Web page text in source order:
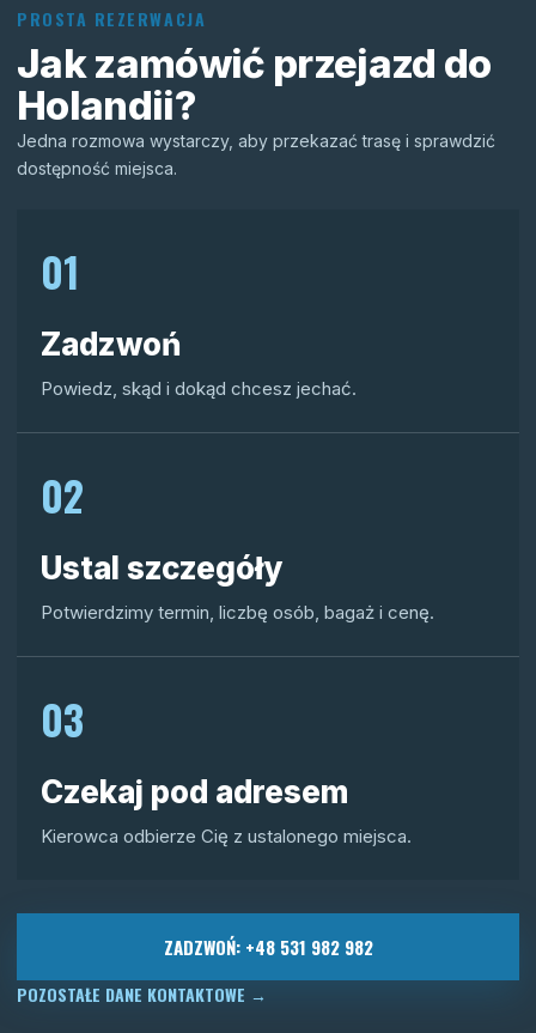
PROSTA REZERWACJA
Jak zamówić przejazd do
Holandii?
Jedna rozmowa wystarczy, aby przekazać trasę i sprawdzić
dostępność miejsca.
01
Zadzwoń
Powiedz, skąd i dokąd chcesz jechać.
02
Ustal szczegóły
Potwierdzimy termin, liczbę osób, bagaż i cenę.
03
Czekaj pod adresem
Kierowca odbierze Cię z ustalonego miejsca.
ZADZWOŃ: +48 531 982 982
POZOSTAŁE DANE KONTAKTOWE →